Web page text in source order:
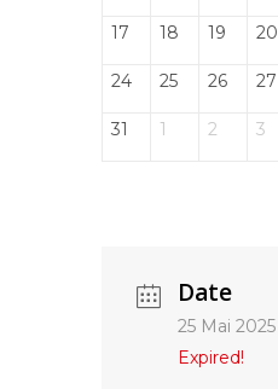
17 18 19 20
24 25 26 27
31 1 2 3
Date
25 Mai 2025
Expired!